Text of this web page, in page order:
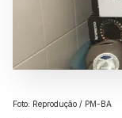
Foto: Reprodução / PM-BA